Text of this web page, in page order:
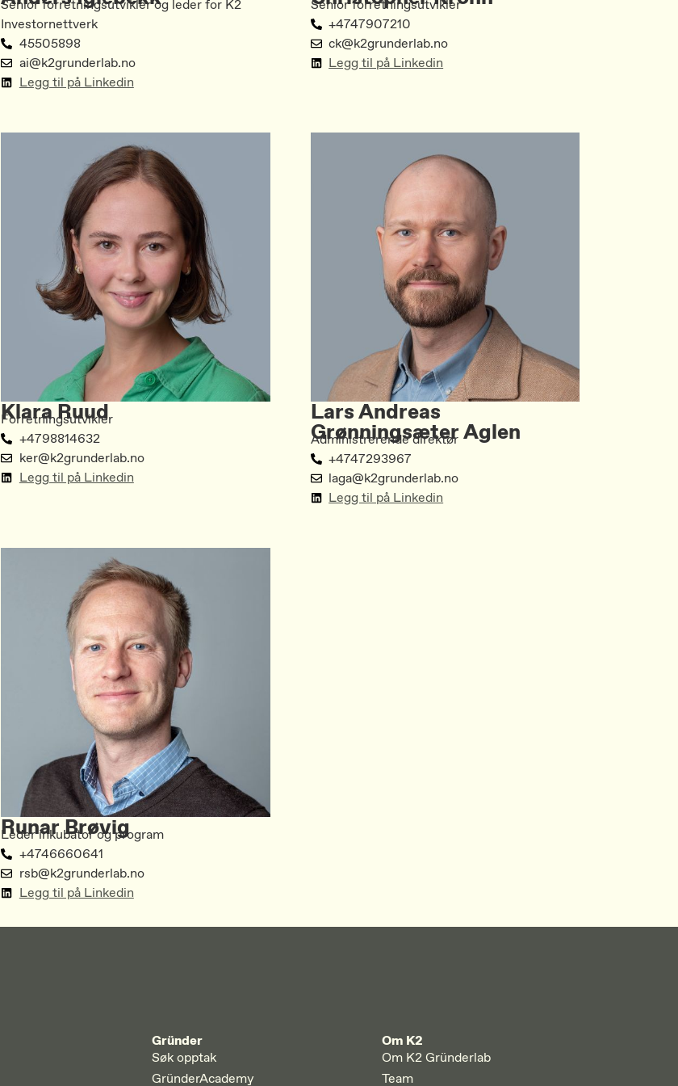
Senior forretningsutvikler og leder for K2
Investornettverk
45505898
ai@k2grunderlab.no
Legg til på Linkedin
Senior forretningsutvikler
+4747907210
ck@k2grunderlab.no
Legg til på Linkedin
Klara Ruud
Forretningsutvikler
+4798814632
ker@k2grunderlab.no
Legg til på Linkedin
Lars Andreas
Grønningsæter Aglen
Administrerende direktør
+4747293967
laga@k2grunderlab.no
Legg til på Linkedin
Runar Brøvig
Leder inkubator og program
+4746660641
rsb@k2grunderlab.no
Legg til på Linkedin
Gründer
Søk opptak
GründerAcademy
Om K2
Om K2 Gründerlab
Team